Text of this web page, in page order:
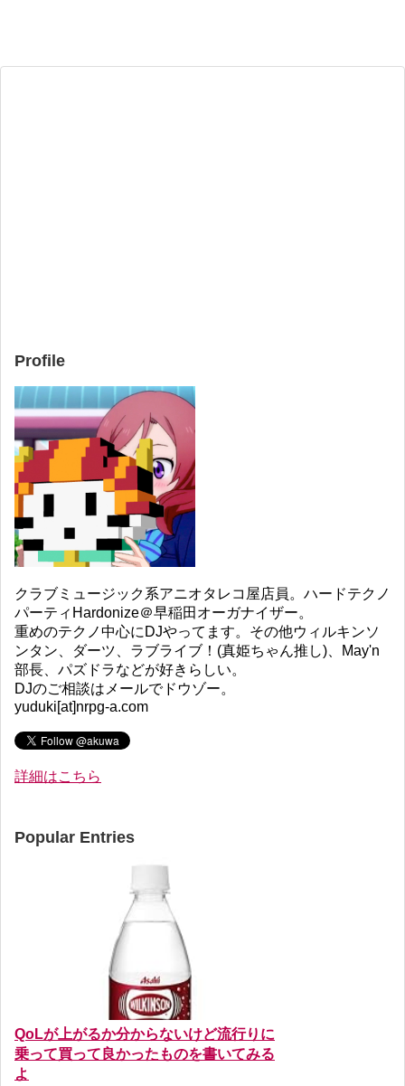
Profile
クラブミュージック系アニオタレコ屋店員。ハードテクノ
パーティHardonize＠早稲田オーガナイザー。
重めのテクノ中心にDJやってます。その他ウィルキンソ
ンタン、ダーツ、ラブライブ！(真姫ちゃん推し)、May'n
部長、パズドラなどが好きらしい。
DJのご相談はメールでドウゾー。
yuduki[at]nrpg-a.com
詳細はこちら
Popular Entries
QoLが上がるか分からないけど流行りに
乗って買って良かったものを書いてみる
よ